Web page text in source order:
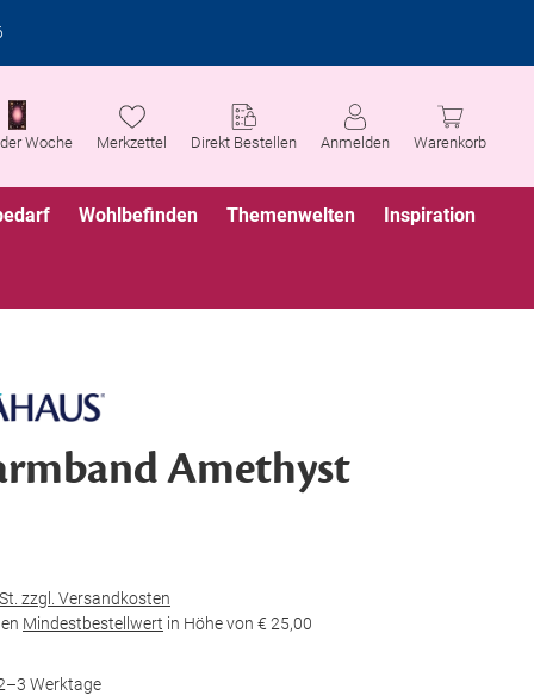
Woche Merkzettel Direkt Bestellen Anmelden Warenkorb
Wohlbefinden Themenwelten Inspiration
Amethyst
zzgl. Versandkosten
Mindestbestellwert in Höhe von € 25,00
Werktage